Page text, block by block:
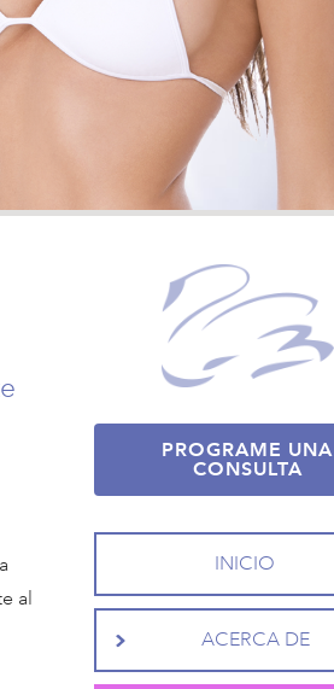
al
PROGRAME UNA
CONSULTA
INICIO
ACERCA DE